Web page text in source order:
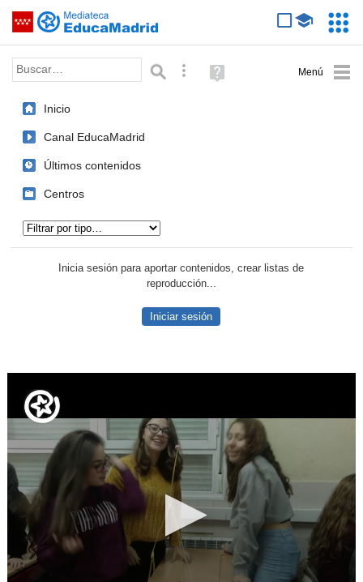
Saltar navegación
Palabra o frase: Búsqueda avanzada
Ayuda
(en
Inicio
Canal EducaMadrid
Últimos contenidos
Centros
Inicia sesión para aportar contenidos, crear listas de
reproducción...
Iniciar sesión